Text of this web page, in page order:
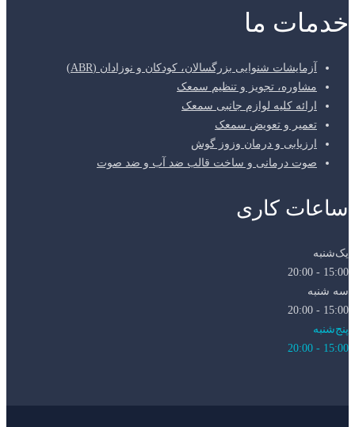
خدمات ما
آزمایشات شنوایی بزرگسالان، کودکان و نوزادان (ABR)
مشاوره، تجویز و تنظیم سمعک
ارائه کلیه لوازم جانبی سمعک
تعمیر و تعویض سمعک
ارزیابی و درمان وزوز گوش
صوت درمانی و ساخت قالب ضد آب و ضد صوت
ساعات کاری
یک‌شنبه
15:00 - 20:00
سه شنبه
15:00 - 20:00
پنج‌شنبه
15:00 - 20:00